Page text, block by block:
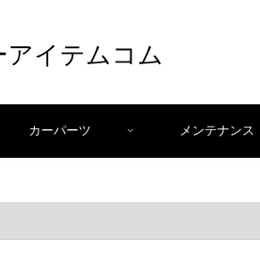
アイテムコム
カーパーツ メンテナンス